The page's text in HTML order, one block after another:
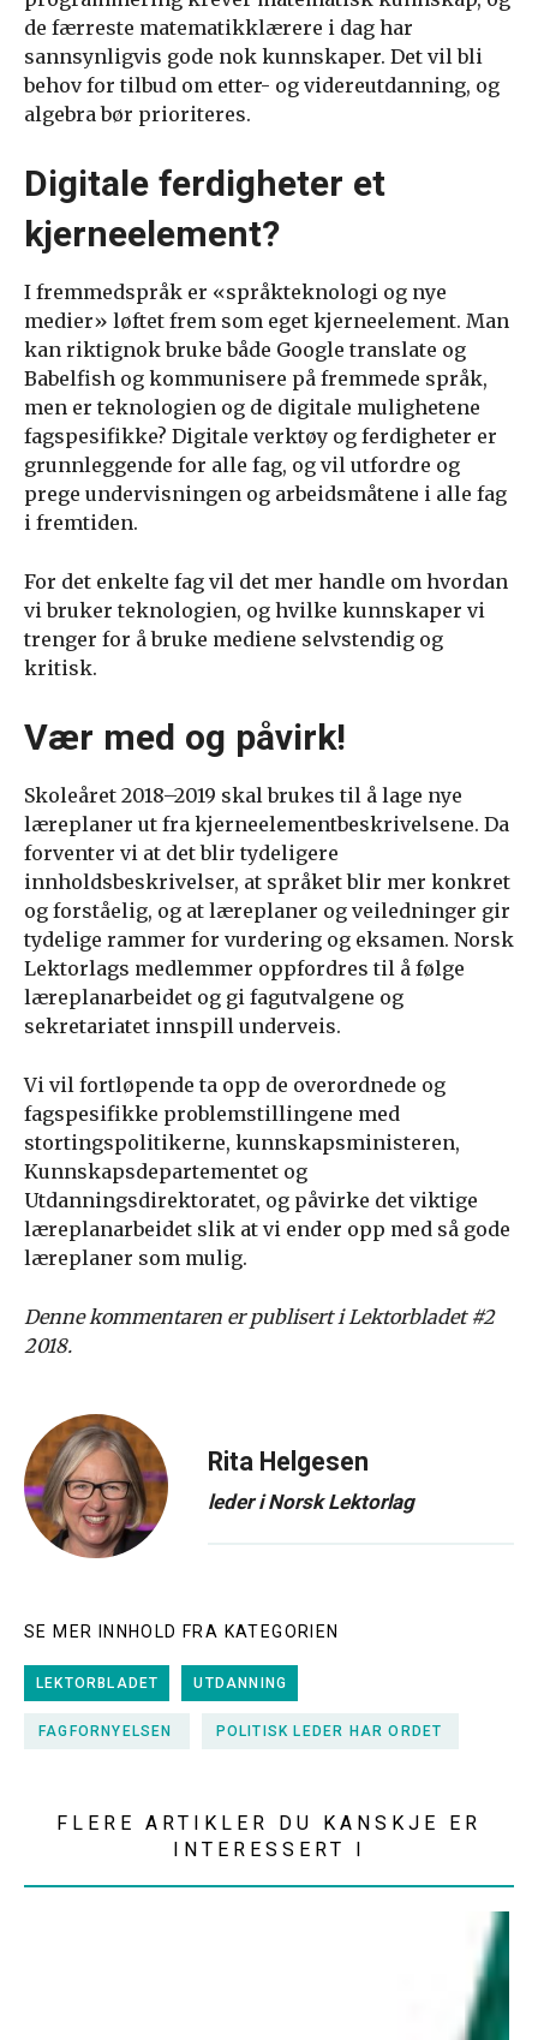
Rita Helgesen
leder i Norsk Lektorlag
de færreste matematikklærere i dag har
sannsynligvis gode nok kunnskaper. Det vil bli
behov for tilbud om etter- og videreutdanning, og
algebra bør prioriteres.
Digitale ferdigheter et
kjerneelement?
I fremmedspråk er «språkteknologi og nye
medier» løftet frem som eget kjerneelement. Man
kan riktignok bruke både Google translate og
Babelfish og kommunisere på fremmede språk,
men er teknologien og de digitale mulighetene
fagspesifikke? Digitale verktøy og ferdigheter er
grunnleggende for alle fag, og vil utfordre og
prege undervisningen og arbeidsmåtene i alle fag
i fremtiden.
For det enkelte fag vil det mer handle om hvordan
vi bruker teknologien, og hvilke kunnskaper vi
trenger for å bruke mediene selvstendig og
kritisk.
Vær med og påvirk!
Skoleåret 2018–2019 skal brukes til å lage nye
læreplaner ut fra kjerneelementbeskrivelsene. Da
forventer vi at det blir tydeligere
innholdsbeskrivelser, at språket blir mer konkret
og forståelig, og at læreplaner og veiledninger gir
tydelige rammer for vurdering og eksamen. Norsk
Lektorlags medlemmer oppfordres til å følge
læreplanarbeidet og gi fagutvalgene og
sekretariatet innspill underveis.
Vi vil fortløpende ta opp de overordnede og
fagspesifikke problemstillingene med
stortingspolitikerne, kunnskapsministeren,
Kunnskapsdepartementet og
Utdanningsdirektoratet, og påvirke det viktige
læreplanarbeidet slik at vi ender opp med så gode
læreplaner som mulig.
Denne kommentaren er publisert i Lektorbladet #2
2018.
SE MER INNHOLD FRA KATEGORIEN
LEKTORBLADET UTDANNING
FAGFORNYELSEN POLITISK LEDER HAR ORDET
FLERE ARTIKLER DU KANSKJE ER
INTERESSERT I